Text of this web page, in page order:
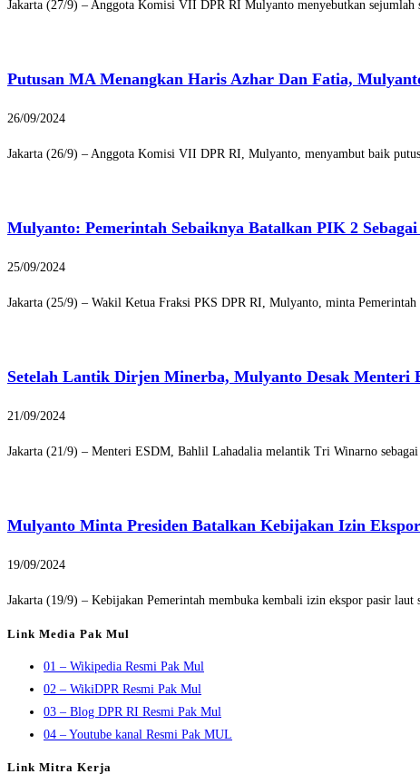
Jakarta (27/9) – Anggota Komisi VII DPR RI Mulyanto menyebutkan
Putusan MA Menangkan Haris Azhar Dan Fatia,
26/09/2024
Jakarta (26/9) – Anggota Komisi VII DPR RI, Mulyanto, menyambut baik
Mulyanto: Pemerintah Sebaiknya Batalkan PIK 2 Sebagai
25/09/2024
Jakarta (25/9) – Wakil Ketua Fraksi PKS DPR RI, Mulyanto, minta
Setelah Lantik Dirjen Minerba, Mulyanto Desak Menteri
21/09/2024
Jakarta (21/9) – Menteri ESDM, Bahlil Lahadalia melantik Tri Winarno
Mulyanto Minta Presiden Batalkan Kebijakan Izin
19/09/2024
Jakarta (19/9) – Kebijakan Pemerintah membuka kembali izin ekspor pasir
Link Media Pak Mul
01 – Wikipedia Resmi Pak Mul
02 – WikiDPR Resmi Pak Mul
03 – Blog DPR RI Resmi Pak Mul
04 – Youtube kanal Resmi Pak MUL
Link Mitra Kerja